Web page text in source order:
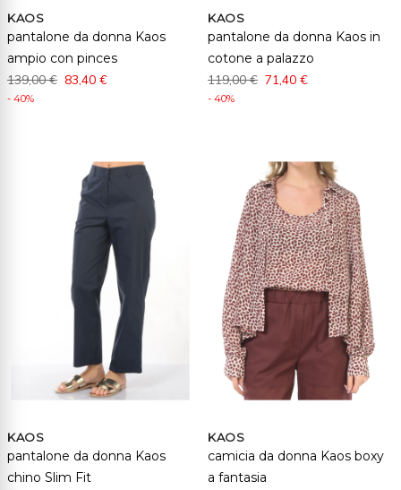
KAOS
pantalone da donna Kaos
ampio con pinces
139,00 € 83,40 €
- 40%
KAOS
pantalone da donna Kaos in
cotone a palazzo
119,00 € 71,40 €
- 40%
KAOS
pantalone da donna Kaos
chino Slim Fit
KAOS
camicia da donna Kaos boxy
a fantasia